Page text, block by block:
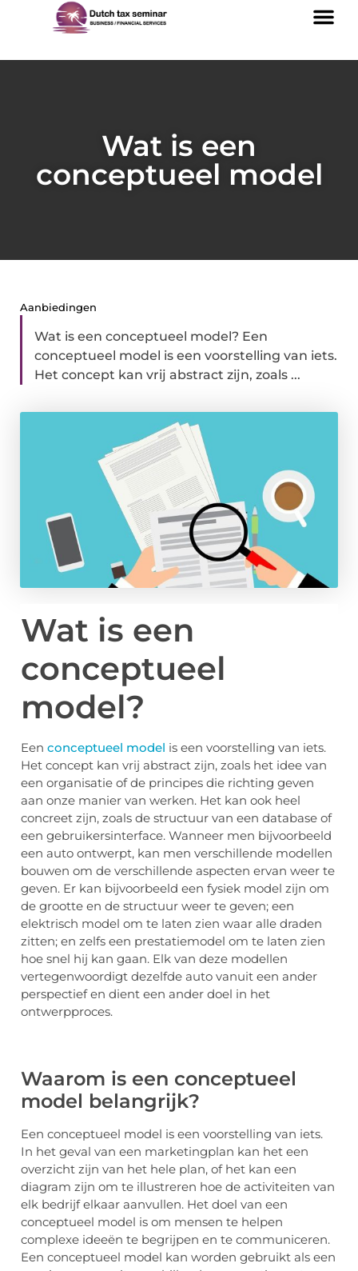
Wat is een
conceptueel model
Aanbiedingen
Wat is een conceptueel model? Een
conceptueel model is een voorstelling van iets.
Het concept kan vrij abstract zijn, zoals ...
Wat is een
conceptueel
model?
Een conceptueel model is een voorstelling van iets.
Het concept kan vrij abstract zijn, zoals het idee van
een organisatie of de principes die richting geven
aan onze manier van werken. Het kan ook heel
concreet zijn, zoals de structuur van een database of
een gebruikersinterface. Wanneer men bijvoorbeeld
een auto ontwerpt, kan men verschillende modellen
bouwen om de verschillende aspecten ervan weer te
geven. Er kan bijvoorbeeld een fysiek model zijn om
de grootte en de structuur weer te geven; een
elektrisch model om te laten zien waar alle draden
zitten; en zelfs een prestatiemodel om te laten zien
hoe snel hij kan gaan. Elk van deze modellen
vertegenwoordigt dezelfde auto vanuit een ander
perspectief en dient een ander doel in het
ontwerpproces.
Waarom is een conceptueel
model belangrijk?
Een conceptueel model is een voorstelling van iets.
In het geval van een marketingplan kan het een
overzicht zijn van het hele plan, of het kan een
diagram zijn om te illustreren hoe de activiteiten van
elk bedrijf elkaar aanvullen. Het doel van een
conceptueel model is om mensen te helpen
complexe ideeën te begrijpen en te communiceren.
Een conceptueel model kan worden gebruikt als een